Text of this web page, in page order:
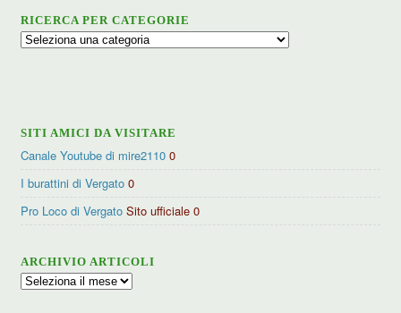
RICERCA PER CATEGORIE
Ricerca
SITI AMICI DA VISITARE
Canale Youtube di mire2110 0
I burattini di Vergato 0
Pro Loco di Vergato Sito ufficiale 0
ARCHIVIO ARTICOLI
Archivio